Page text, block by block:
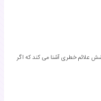
علائم خطری آشنا می کند که اگر